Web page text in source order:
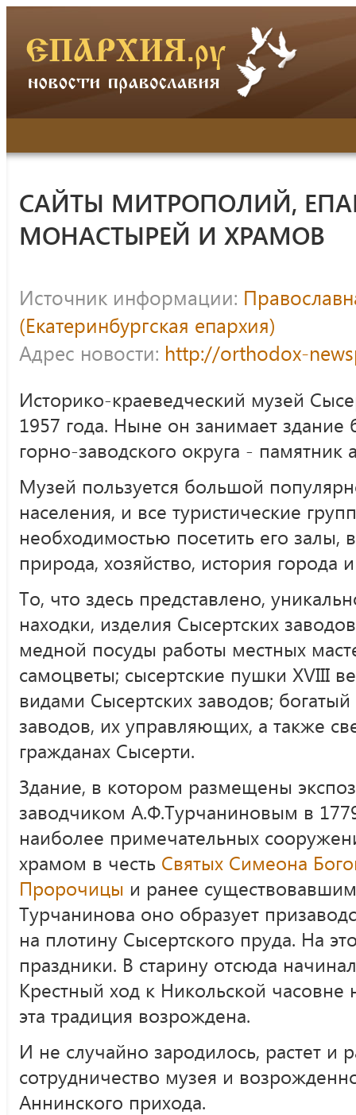
САЙТЫ МИТРОПОЛИЙ,
МОНАСТЫРЕЙ И ХРАМОВ
Источник информации:
(Екатеринбургская епархия)
Адрес новости: http://orthodox-
Историко-краеведческий музей
1957 года. Ныне он занимает здание
горно-заводского округа - памятник
Музей пользуется большой
населения, и все туристические
необходимостью посетить его залы,
природа, хозяйство, история города
То, что здесь представлено,
находки, изделия Сысертских
медной посуды работы местных
самоцветы; сысертские пушки XVIII
видами Сысертских заводов;
заводов, их управляющих, а также
гражданах Сысерти.
Здание, в котором размещены
заводчиком А.Ф.Турчаниновым в
наиболее примечательных
храмом в честь Святых Симеона
Пророчицы и ранее
Турчанинова оно образует
на плотину Сысертского пруда. На
праздники. В старину отсюда
Крестный ход к Никольской часовне
эта традиция возрождена.
И не случайно зародилось, растет и
сотрудничество музея и
Аннинского прихода.